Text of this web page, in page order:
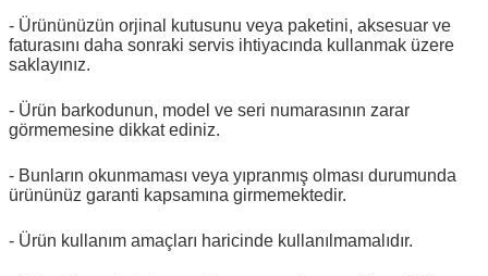
- Ürününüzün orjinal kutusunu veya paketini, aksesuar ve
faturasını daha sonraki servis ihtiyacında kullanmak üzere
saklayınız.
- Ürün barkodunun, model ve seri numarasının zarar
görmemesine dikkat ediniz.
- Bunların okunmaması veya yıpranmış olması durumunda
ürününüz garanti kapsamına girmemektedir.
- Ürün kullanım amaçları haricinde kullanılmamalıdır.